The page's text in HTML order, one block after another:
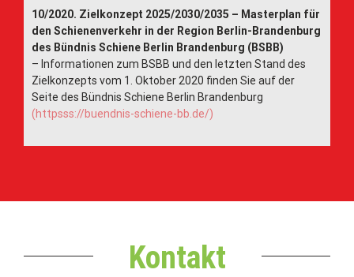
10/2020. Zielkonzept 2025/2030/2035 – Masterplan für
den Schienenverkehr in der Region Berlin-Brandenburg
des Bündnis Schiene Berlin Brandenburg (BSBB)
– Informationen zum BSBB und den letzten Stand des
Zielkonzepts vom 1. Oktober 2020 finden Sie auf der
Seite des Bündnis Schiene Berlin Brandenburg
(httpsss://buendnis-schiene-bb.de/)
Kontakt